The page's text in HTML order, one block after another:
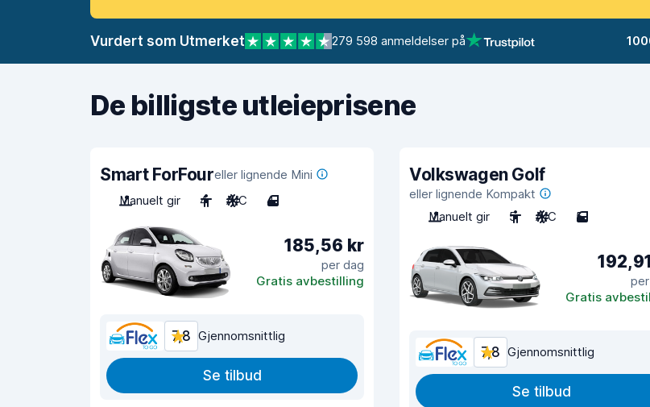
Vurdert som Utmerket 279 598 anmeldelser på
De billigste utleieprisene
Smart ForFoureller lignende Mini
Manuelt gir
4 A/C 4
185,56 kr
per dag
Gratis avbestilling
7,8 Gjennomsnittlig
Se tilbud
Volkswagen Golf
eller lignende Kompakt
Manuelt gir
5 A/C 5
Gratis
7,8 Gjennomsnittlig
Se tilbud